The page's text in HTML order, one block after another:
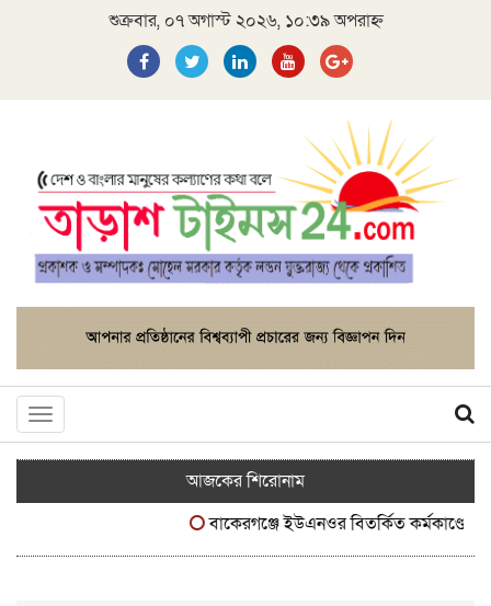
শুক্রবার, ০৭ অগাস্ট ২০২৬, ১০:৩৯ অপরাহ্ন
Toggle
navigation
আজকের শিরোনাম
বাকেরগঞ্জে ইউএনওর বিতর্কিত কর্মকাণ্ডে